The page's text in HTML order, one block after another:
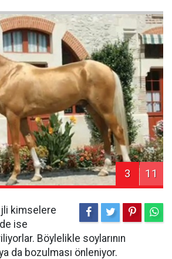
3 11
kimselere
ise
Böylelikle soylarının
da bozulması önleniyor.